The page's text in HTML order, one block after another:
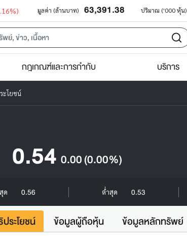
มูลค่า (ล้านบาท) 63,391.38 ปริมาณ ('000 หุ้น)
กฎเกณฑ์และการกำกับ บริการ
ะโยชน์
0.54 0.00(0.00%)
ด 0.56 ต่ำสุด 0.53
ระโยชน์ ข้อมูลผู้ถือหุ้น ข้อมูลหลักทรัพย์